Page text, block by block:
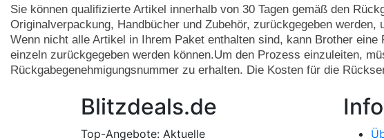
Sie können qualifizierte Artikel innerhalb von 30 Tagen gemäß den
Originalverpackung, Handbücher und Zubehör, zurückgegeben
Wenn nicht alle Artikel in Ihrem Paket enthalten sind, kann Brother
einzeln zurückgegeben werden können.Um den Prozess einzuleiten,
Rückgabegenehmigungsnummer zu erhalten. Die Kosten für die
Blitzdeals.de
Top-Angebote: Aktuelle